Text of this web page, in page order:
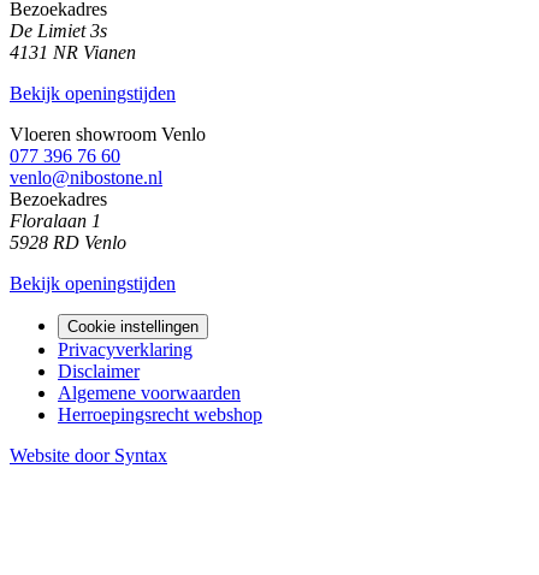
Bezoekadres
De Limiet 3s
4131 NR Vianen
Bekijk openingstijden
Vloeren showroom Venlo
077 396 76 60
venlo@nibostone.nl
Bezoekadres
Floralaan 1
5928 RD Venlo
Bekijk openingstijden
Cookie instellingen
Privacyverklaring
Disclaimer
Algemene voorwaarden
Herroepingsrecht webshop
Website door Syntax